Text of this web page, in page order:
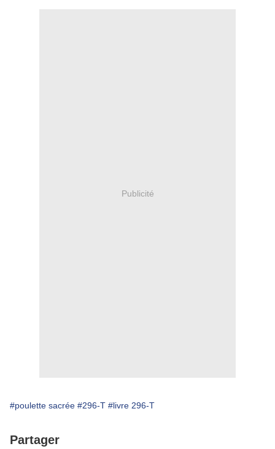
Publicité
#poulette sacrée #296-T #livre 296-T
Partager